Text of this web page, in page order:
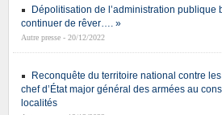
Dépolitisation de l’administration publique
continuer de rêver…. »
Autre presse - 20/12/2022
Reconquête du territoire national contre
chef d’État major général des armées au
localités